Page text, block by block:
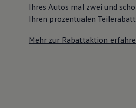
Ihres Autos mal zwei und
Ihren prozentualen Teilerabatt
Mehr zur Rabattaktion